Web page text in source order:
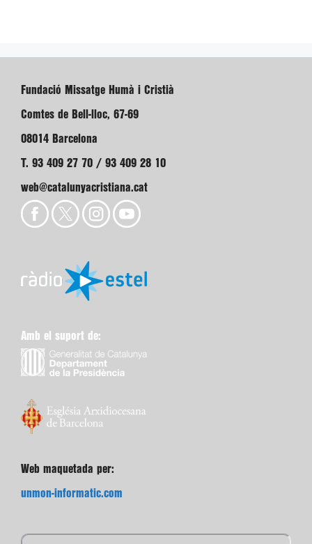
Fundació Missatge Humà i Cristià
Comtes de Bell-lloc, 67-69
08014 Barcelona
T. 93 409 27 70 / 93 409 28 10
web@catalunyacristiana.cat
Amb el suport de:
Web maquetada per:
unmon-informatic.com